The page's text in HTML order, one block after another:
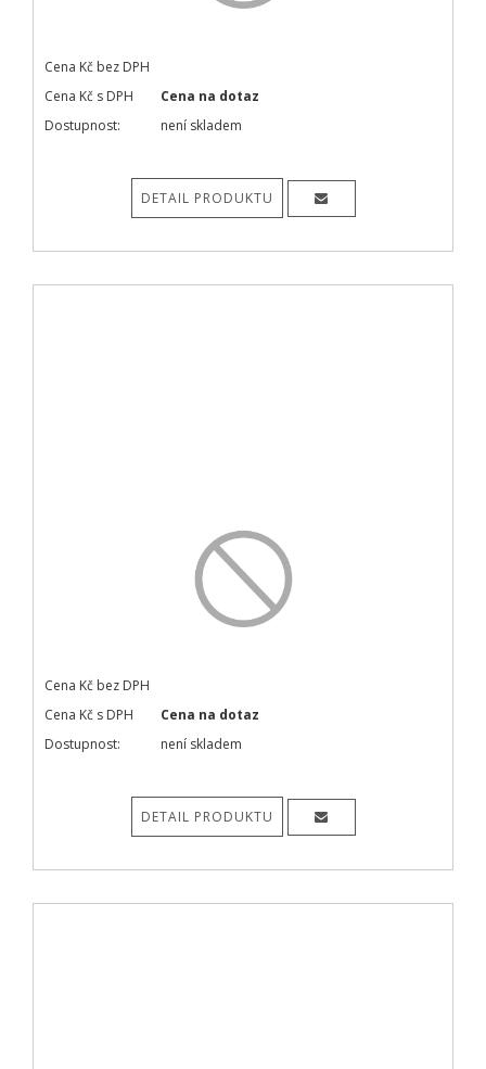
Cena Kč bez DPH
Cena Kč s DPH
Cena na dotaz
Dostupnost:
není skladem
DETAIL PRODUKTU
Cena Kč bez DPH
Cena Kč s DPH
Cena na dotaz
Dostupnost:
není skladem
DETAIL PRODUKTU